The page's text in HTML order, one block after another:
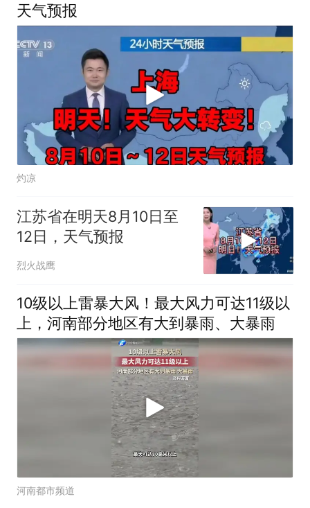
天气预报
灼凉
江苏省在明天8月10日至
12日，天气预报
烈火战鹰
10级以上雷暴大风！最大风力可达11级以
上，河南部分地区有大到暴雨、大暴雨
河南都市频道